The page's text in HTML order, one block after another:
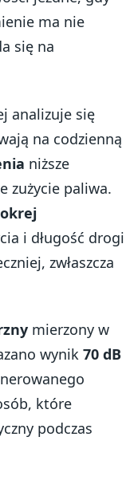
ma nie
się na
analizuje się
na codzienną
niższe
zużycie paliwa.
i długość drogi
zwłaszcza
mierzony w
wynik 70 dB
które
podczas